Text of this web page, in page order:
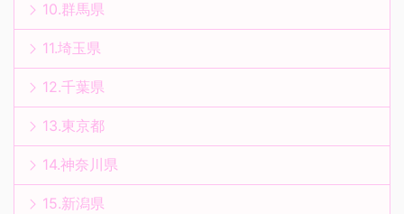
10.群馬県
11.埼玉県
12.千葉県
13.東京都
14.神奈川県
15.新潟県